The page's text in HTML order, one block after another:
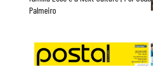
Palmeiro